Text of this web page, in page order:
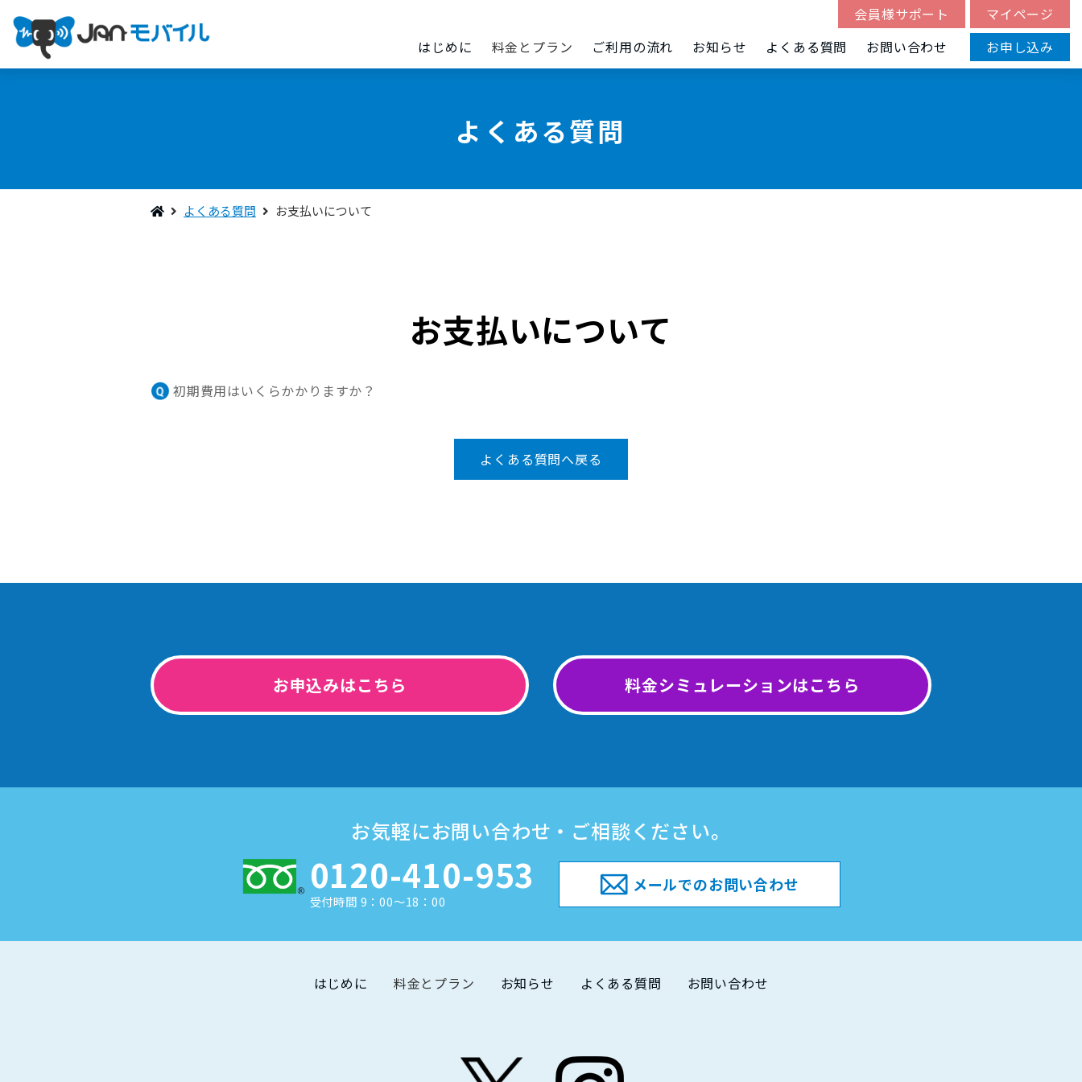
はじめに 料金とプラン ご利用の流れ お知らせ よくある質問 お問い合わせ お申し込み
会員様サポート マイページ
よくある質問
よくある質問 お支払いについて
お支払いについて
初期費用はいくらかかりますか？
よくある質問へ戻る
お申込みはこちら 料金シミュレーションはこちら
お気軽にお問い合わせ・ご相談ください。
0120-410-953
受付時間 9：00～18：00
メールでのお問い合わせ
はじめに 料金とプラン お知らせ よくある質問 お問い合わせ